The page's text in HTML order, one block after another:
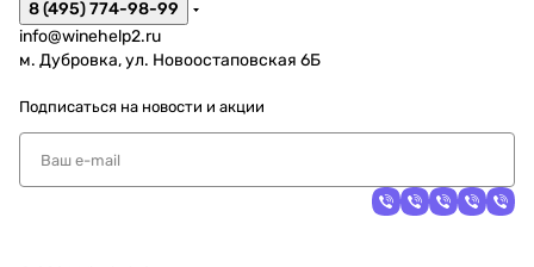
8 (495) 774-98-99
info@winehelp2.ru
м. Дубровка, ул. Новоостаповская 6Б
Подписаться на новости и акции